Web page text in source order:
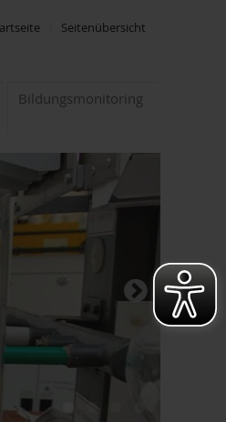
Seitenübersicht
Bildungsmonitoring